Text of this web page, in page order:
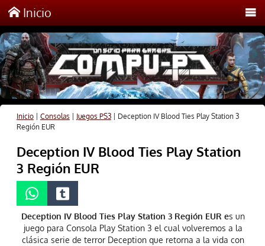
Inicio
Inicio| Consolas Juegos PS3| Deception IV Blood Ties Play Station 3
Región EUR
Deception IV Blood Ties Play Station
3 Región EUR
Deception IV Blood Ties Play Station 3 Región EUR es un
juego para Consola Play Station 3 el cual volveremos a la
clásica serie de terror Deception que retorna a la vida con